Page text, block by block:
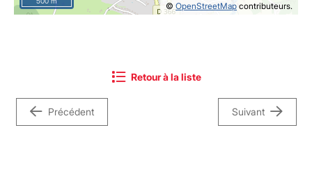
© OpenStreetMap contributeurs.
Précédent
Retour à la liste
Suivant